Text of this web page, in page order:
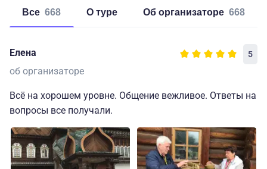
Все 668 о туре об организаторе 668
Елена 5
об организаторе
Всё на хорошем уровне. Общение вежливое. Ответы на
вопросы все получали.